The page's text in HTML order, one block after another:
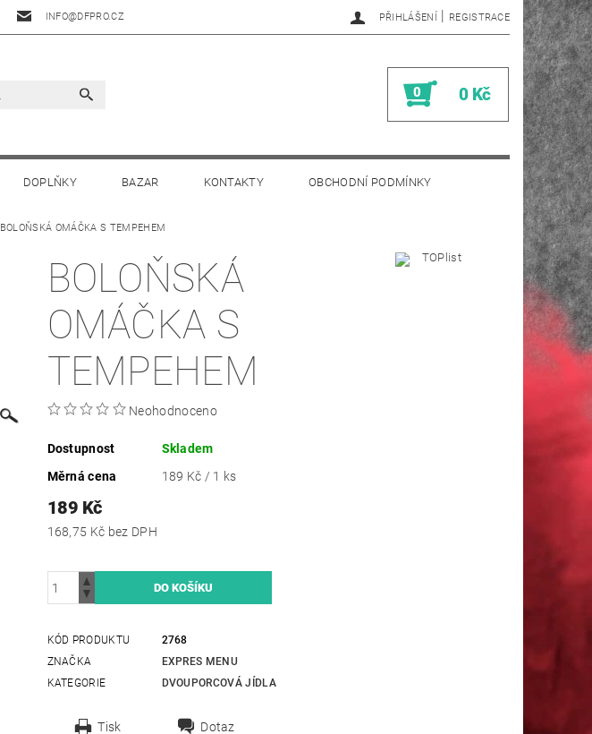
INFO@DFPRO.CZ PŘIHLÁŠENÍ | REGISTRACE
0 0 Kč
DOPLŇKY BAZAR KONTAKTY OBCHODNÍ PODMÍNKY
BOLOŇSKÁ OMÁČKA S TEMPEHEM
BOLOŇSKÁ
OMÁČKA S
TEMPEHEM
Neohodnoceno
Dostupnost
Skladem
Měrná cena
189 Kč / 1 ks
189 Kč
168,75 Kč bez DPH
KÓD PRODUKTU
2768
ZNAČKA
EXPRES MENU
KATEGORIE
DVOUPORCOVÁ JÍDLA
Tisk Dotaz